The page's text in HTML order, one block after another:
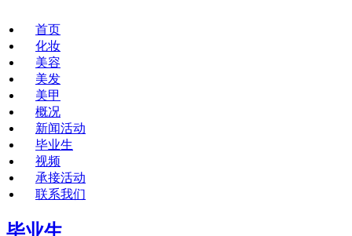
首页
化妆
美容
美发
美甲
概况
新闻活动
毕业生
视频
承接活动
联系我们
毕业生